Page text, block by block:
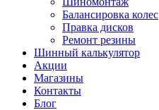
Балансировка колес
Правка дисков
Ремонт резины
Шинный калькулятор
Акции
Магазины
Контакты
Блог